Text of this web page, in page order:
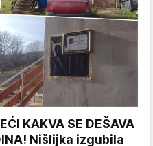
KAKVA SE DEŠAVA
Nišlijka izgubila